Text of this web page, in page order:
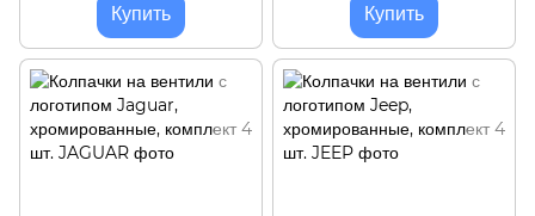
Купить Купить